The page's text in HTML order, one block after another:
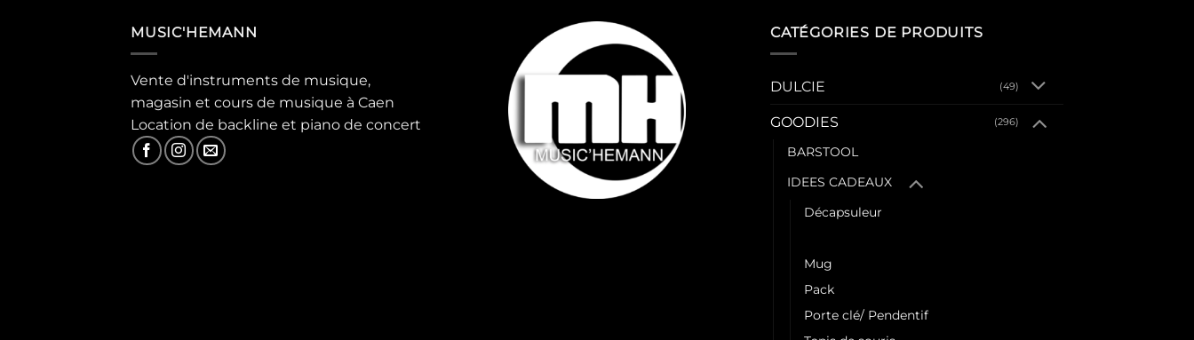
MUSIC'HEMANN
Vente d'instruments de musique,
magasin et cours de musique à Caen
Location de backline et piano de concert
CATÉGORIES DE PRODUITS
DULCIE (49)
GOODIES (296)
BARSTOOL
IDEES CADEAUX
Décapsuleur
Mug
Pack
Porte clé/ Pendentif